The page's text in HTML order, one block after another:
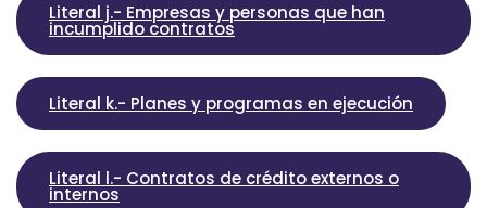
Literal j.- Empresas y personas que han
incumplido contratos
Literal k.- Planes y programas en ejecución
Literal l.- Contratos de crédito externos o
internos